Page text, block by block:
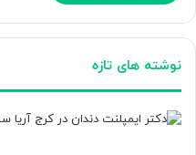
نوشته های تازه